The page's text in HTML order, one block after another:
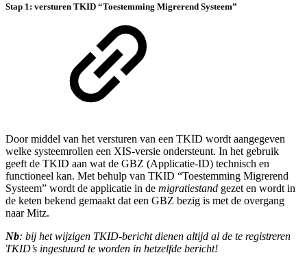
Stap 1: versturen TKID “Toestemming Migrerend Systeem”
Door middel van het versturen van een TKID wordt aangegeven
welke systeemrollen een XIS-versie ondersteunt. In het gebruik
geeft de TKID aan wat de GBZ (Applicatie-ID) technisch en
functioneel kan. Met behulp van TKID “Toestemming Migrerend
Systeem” wordt de applicatie in de migratiestand gezet en wordt in
de keten bekend gemaakt dat een GBZ bezig is met de overgang
naar Mitz.
Nb: bij het wijzigen TKID-bericht dienen altijd al de te registreren
TKID’s ingestuurd te worden in hetzelfde bericht!